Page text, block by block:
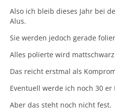
Also ich bleib dieses Jahr bei
Alus.
Sie werden jedoch gerade
Alles polierte wird
Das reicht erstmal als
Eventuell werde ich noch 30 er
Aber das steht noch nicht fest.